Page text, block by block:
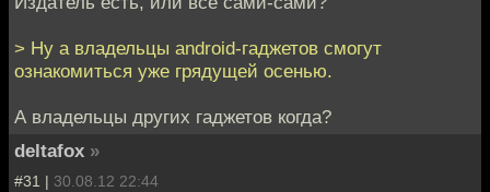
> Ну а владельцы android-гаджетов смогут
ознакомиться уже грядущей осенью.
А владельцы других гаджетов когда?
deltafox »
#31 | 30.08.12 22:44